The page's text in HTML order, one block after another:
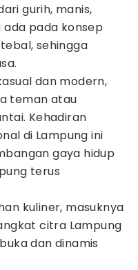
gurih, manis,
ada pada konsep
sehingga
dan modern,
teman atau
Kehadiran
di Lampung ini
gaya hidup
terus
kuliner, masuknya
citra Lampung
dan dinamis